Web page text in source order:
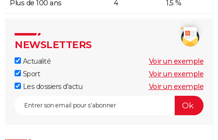
Plus de 100 ans 4 1,5 %
NEWSLETTERS
Actualité
Voir un exemple
Sport
Voir un exemple
Les dossiers d'actu
Voir un exemple